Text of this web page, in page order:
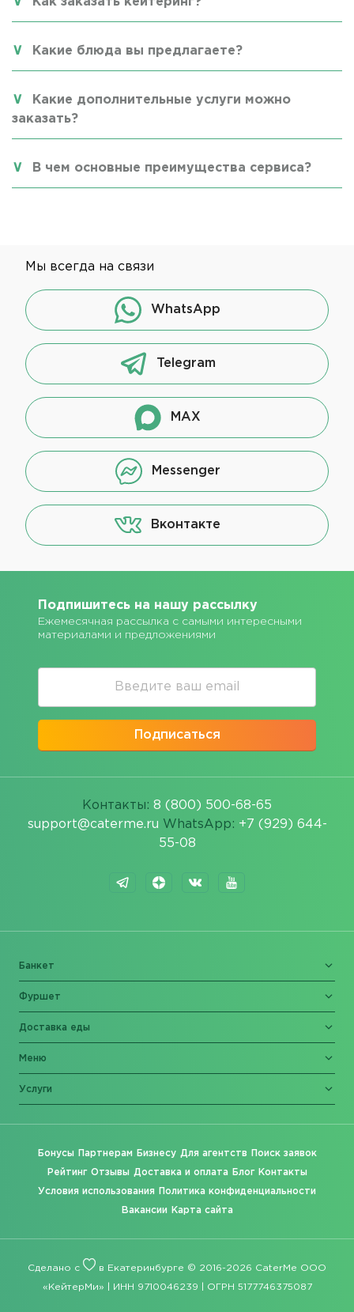
Какие блюда вы предлагаете?
Какие дополнительные услуги можно
заказать?
В чем основные преимущества сервиса?
Мы всегда на связи
WhatsApp
Telegram
MAX
Messenger
Вконтакте
Подпишитесь на нашу рассылку
Ежемесячная рассылка с самыми интересными
материалами и предложениями
Подписаться
Контакты: 8 (800) 500-68-65
support@caterme.ru WhatsApp: +7 (929) 644-
55-08
Банкет
Фуршет
Доставка еды
Меню
Услуги
Бонусы Партнерам Бизнесу Для агентств Поиск заявок
Рейтинг Отзывы Доставка и оплата Блог Контакты
Условия использования Политика конфиденциальности
Вакансии Карта сайта
Сделано с в Екатеринбурге © 2016-2026 CaterMe ООО
«КейтерМи» | ИНН 9710046239 | ОГРН 5177746375087